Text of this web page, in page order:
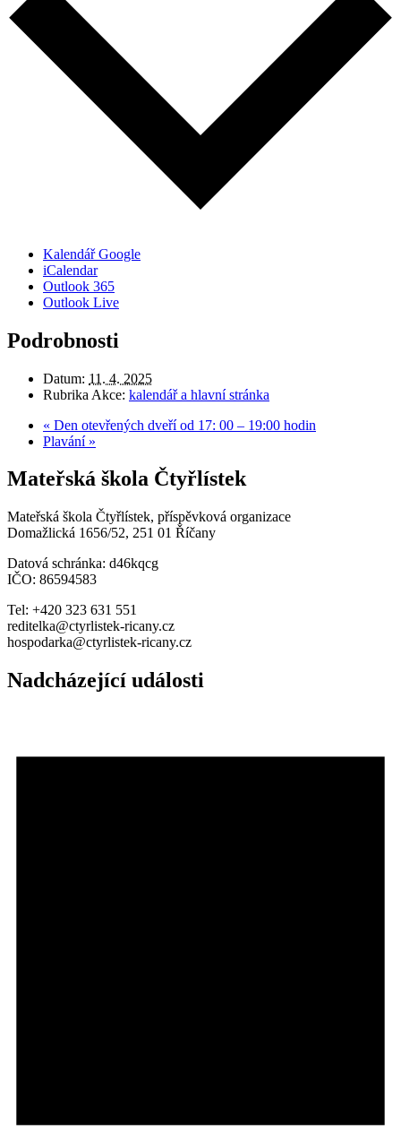
Kalendář Google
iCalendar
Outlook 365
Outlook Live
Podrobnosti
Datum: 11. 4. 2025
Rubrika Akce: kalendář a hlavní stránka
« Den otevřených dveří od 17: 00 – 19:00 hodin
Plavání »
Mateřská škola Čtyřlístek
Mateřská škola Čtyřlístek, příspěvková organizace
Domažlická 1656/52, 251 01 Říčany
Datová schránka: d46kqcg
IČO: 86594583
Tel: +420 323 631 551
reditelka@ctyrlistek-ricany.cz
hospodarka@ctyrlistek-ricany.cz
Nadcházející události